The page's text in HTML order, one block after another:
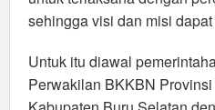
sehingga visi dan misi
Untuk itu diawal
Perwakilan BKKBN